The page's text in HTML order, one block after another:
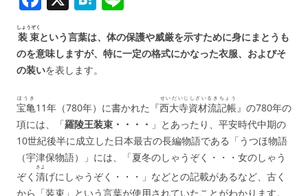
c
e
o
o
k
e
n
e
装束
しょうぞく
という言葉は、体の保護や威厳を示すために身にまとうも
のを意味しますが、特に一定の格式にかなった衣服、およびそ
の装いを表します。
宝亀
ほうき
11年（780年）に書かれた『西大寺資材流記帳
せいだいじしざいるきちょう
』の780年の
項には、「羅陵王装束・・・・ 」とあったり、平安時代中期の
10世紀後半に成立した日本最古の長編物語である「うつほ物語
（宇津保物語）」には、「夏冬のしゃうぞく・・・女のしゃう
ぞく 清
きよ
げにしゃうぞく・・・」などとの記載があるなど、古く
から「装束」という言葉が使用されていたことがわかります。